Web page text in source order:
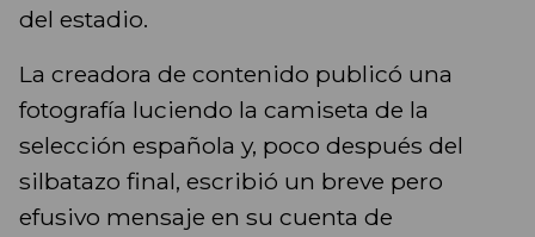
del estadio.
La creadora de contenido publicó una
fotografía luciendo la camiseta de la
selección española y, poco después del
silbatazo final, escribió un breve pero
efusivo mensaje en su cuenta de